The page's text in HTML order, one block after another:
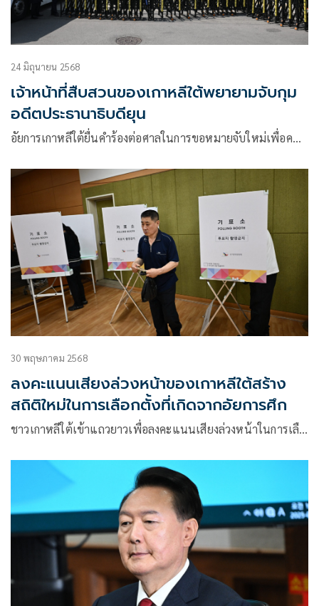
24 มิถุนายน 2568
เจ้าหน้าที่สืบสวนของเกาหลีใต้พยายามจับกุม
อดีตประธานาธิบดียุน
อัยการเกาหลีใต้ยื่นคำร้องต่อศาลในการขอหมายจับใหม่เพื่อค…
30 พฤษภาคม 2568
ลงคะแนนเสียงล่วงหน้าของเกาหลีใต้สร้าง
สถิติใหม่ในการเลือกตั้งที่เกิดจากอัยการศึก
ชาวเกาหลีใต้เข้าแถวยาวเพื่อลงคะแนนเสียงล่วงหน้าในการเลื…